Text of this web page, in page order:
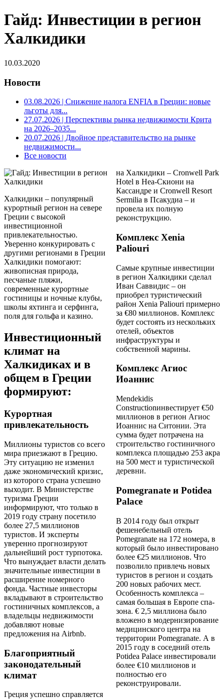
Гайд: Инвестиции в регион
Халкидики
10.03.2020
Новости
03.08.2026 | Снижение налога ENFIA в Греции: новые
льготы для...
27.07.2026 | Перспективы рынка недвижимости Крита
на 2026–2035...
20.07.2026 | Двойное представительство на рынке
недвижимости...
Все новости
Халкидики – популярный
курортный регион на севере
Греции с высокой
инвестиционной
привлекательностью.
Уверенно конкурировать с
другими регионами в Греции
Халкидики помогают:
живописная природа,
песчаные пляжи,
современные курортные
гостиницы и ночные клубы,
школы яхтинга и серфинга,
поля для гольфа и казино.
Инвестиционный
климат на
Халкидиках и в
общем в Греции
формируют:
Курортная
привлекательность
Миллионы туристов со всего
мира приезжают в Грецию.
Эту ситуацию не изменил
даже экономический кризис,
из которого страна успешно
выходит. В Министерстве
туризма Греции
информируют, что только в
2019 году страну посетило
более 27,5 миллионов
туристов. И эксперты
уверенно прогнозируют
дальнейший рост турпотока.
Что вынуждает власти делать
значительные инвестиции в
расширение номерного
фонда. Частные инвесторы
вкладывают в строительство
гостиничных комплексов, а
владельцы недвижимости
добавляют новые
предложения на Airbnb.
Благоприятный
законодательный
климат
Греция успешно справляется
на Халкидики – Cronwell Park
Hotel в Неа-Скиони на
Кассандре и Cronwell Resort
Sermilia в Псакудиа – и
провела их полную
реконструкцию.
Комплекс Xenia
Paliouri
Самые крупные инвестиции
в регион Халкидики сделал
Иван Саввидис – он
приобрел туристический
район Xenia Paliouri примерно
за €80 миллионов. Комплекс
будет состоять из нескольких
отелей, объектов
инфраструктуры и
собственной марины.
Комплекс Агиос
Иоаннис
Mendekidis
Constructionинвестирует €50
миллионов в регион Агиос
Иоаннис на Ситонии. Эта
сумма будет потрачена на
строительство гостиничного
комплекса площадью 253 акра
на 500 мест и туристической
деревни.
Pomegranate и Potidea
Palace
В 2014 году был открыт
фешенебельный отель
Pomegranate на 172 номера, в
который было инвестировано
более €25 миллионов. Что
позволило привлечь новых
туристов в регион и создать
200 новых рабочих мест.
Особенность комплекса –
самая большая в Европе спа-
зона. € 2,5 миллиона было
вложено в модернизирование
медицинского центра на
территории Pomegranate. А в
2015 году в соседний отель
Potidea Palace инвестировали
более €10 миллионов и
полностью его
реконструировали.